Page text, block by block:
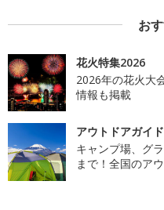
お
花火特集2026
2026年の花火大
情報も掲載
アウトドアガイド
キャンプ場、グ
まで！全国のア